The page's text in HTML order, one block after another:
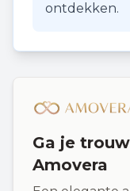
ontdekken.
Ga je
Amovera